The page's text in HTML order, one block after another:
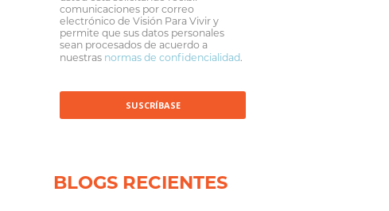
comunicaciones por correo
electrónico de Visión Para Vivir y
permite que sus datos personales
sean procesados de acuerdo a
nuestras normas de confidencialidad.
BLOGS RECIENTES